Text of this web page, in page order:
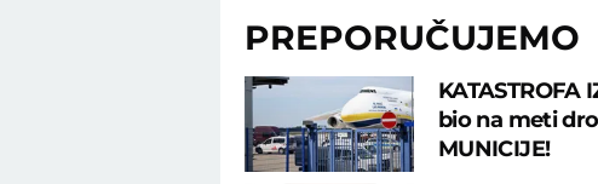
PREPORUČUJEMO
KATASTROFA
bio na meti
MUNICIJE!